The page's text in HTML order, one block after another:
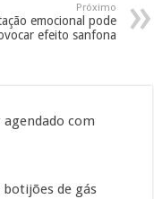
Próximo
emocional pode
efeito sanfona
com
de gás